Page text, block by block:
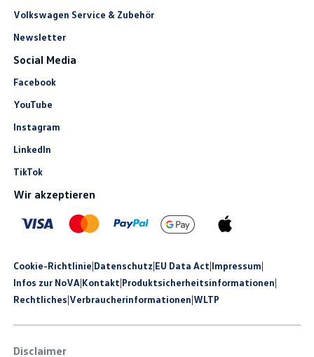
Volkswagen Service & Zubehör
Newsletter
Social Media
Facebook
YouTube
Instagram
LinkedIn
TikTok
Wir akzeptieren
Cookie-Richtlinie|Datenschutz|EU Data Act|Impressum|
Infos zur NoVA|Kontakt|Produkt­sicherheits­informationen|
Rechtliches|Verbraucherinformationen|WLTP
Disclaimer